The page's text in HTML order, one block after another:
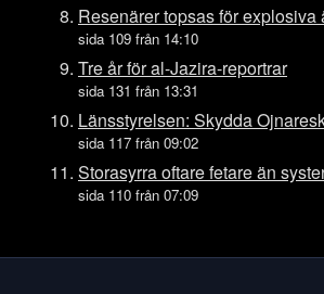
Ons 15 juli
Tis 14 juli
Mån 13 juli
Lör 11 juli
Fre 10 juli
Tors 9 juli
Tis 7 juli
Resenärer topsas för explosiva
sida 109 från 14:10
Tre år för al-Jazira-reportrar
sida 131 från 13:31
Länsstyrelsen: Skydda
sida 117 från 09:02
Storasyrra oftare fetare än
sida 110 från 07:09